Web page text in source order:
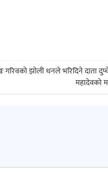
गरिवको झोली धनले भरिदिने दाता
महादेवको